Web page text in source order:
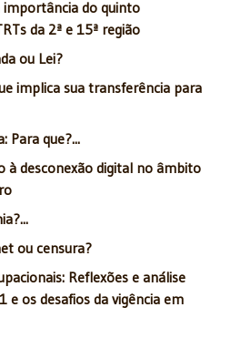
importância do quinto
da 2ª e 15ª região
ou Lei?
implica sua transferência para
Para que?...
à desconexão digital no âmbito
ou censura?
Reflexões e análise
e os desafios da vigência em